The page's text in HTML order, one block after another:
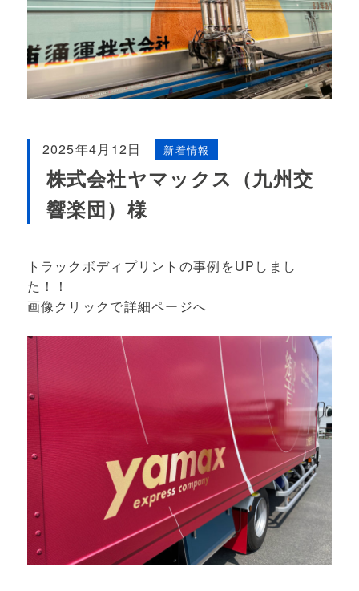
2025年4月12日 新着情報
株式会社ヤマックス（九州交
響楽団）様
トラックボディプリントの事例をUPしまし
た！！
画像クリックで詳細ページへ